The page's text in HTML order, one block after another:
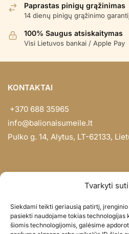
Tvarkyti
Siekdami teikti geriausią patirtį,
pasiekti naudojame tokias technologijas
šiomis technologijomis, galėsime
Paprastas pinigų grąžinimas
14 dienų pinigų grąžinimo
100% Saugus atsiskaitymas
Visi Lietuvos bankai / Apple Pay
KONTAKTAI
+370 688 35965
info@balionaisumeile.lt
Pulko g. 14, Alytus, LT-62133,
Didmena
Darbų portfolio